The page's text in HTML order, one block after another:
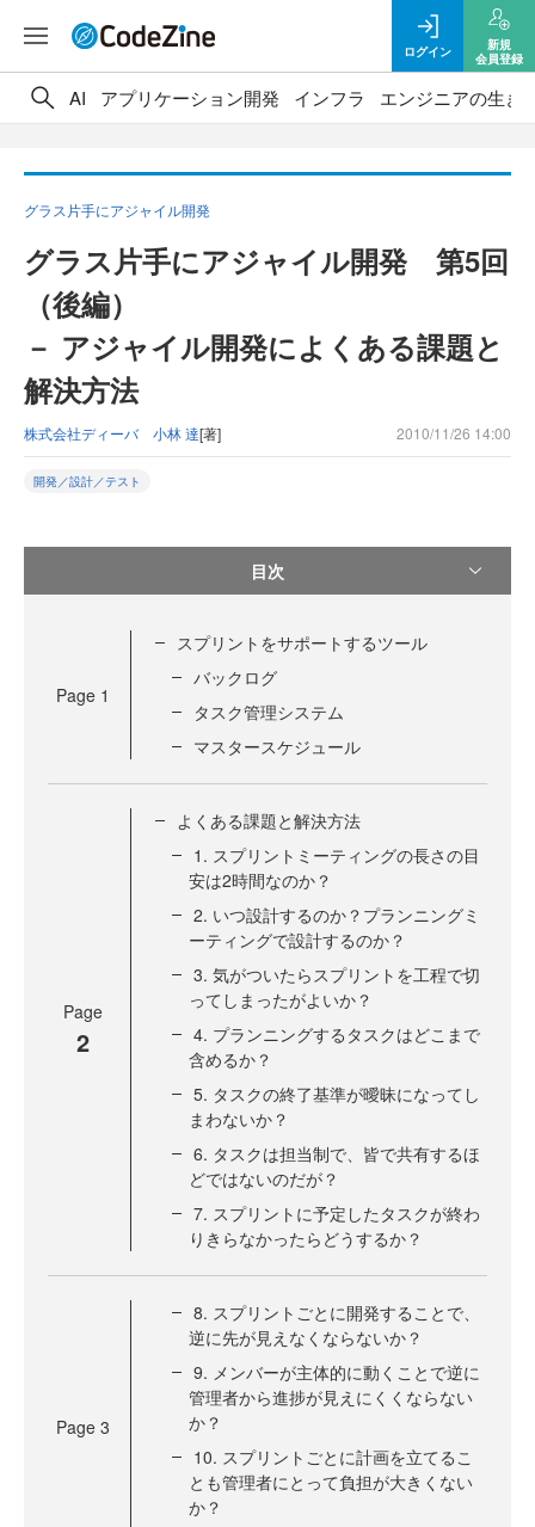
ログイン
新規
会員登録
AI アプリケーション開発 インフラ エンジニアの生き
グラス片手にアジャイル開発
グラス片手にアジャイル開発 第5回
（後編）
－ アジャイル開発によくある課題と
解決方法
株式会社ディーバ 小林 達[著] 2010/11/26 14:00
開発／設計／テスト
目次
Page 1
スプリントをサポートするツール
バックログ
タスク管理システム
マスタースケジュール
Page
2
よくある課題と解決方法
1. スプリントミーティングの長さの目
安は2時間なのか？
2. いつ設計するのか？プランニングミ
ーティングで設計するのか？
3. 気がついたらスプリントを工程で切
ってしまったがよいか？
4. プランニングするタスクはどこまで
含めるか？
5. タスクの終了基準が曖昧になってし
まわないか？
6. タスクは担当制で、皆で共有するほ
どではないのだが？
7. スプリントに予定したタスクが終わ
りきらなかったらどうするか？
Page 3
8. スプリントごとに開発することで、
逆に先が見えなくならないか？
9. メンバーが主体的に動くことで逆に
管理者から進捗が見えにくくならない
か？
10. スプリントごとに計画を立てるこ
とも管理者にとって負担が大きくない
か？